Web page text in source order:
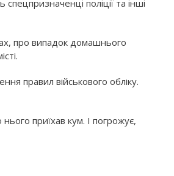
поліції та інші
про випадок домашнього
правил військового обліку.
приїхав кум. І погрожує,